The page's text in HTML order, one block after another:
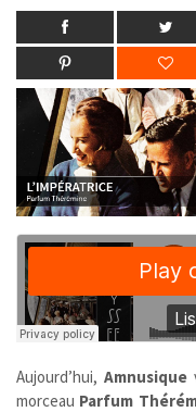
Aujourd’hui, Amnusique
morceau Parfum